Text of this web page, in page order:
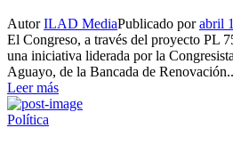
AutorILAD MediaPublicado porabril
El Congreso, a través del proyecto PL
una iniciativa liderada por la
Aguayo, de la Bancada de
Leer más
Política